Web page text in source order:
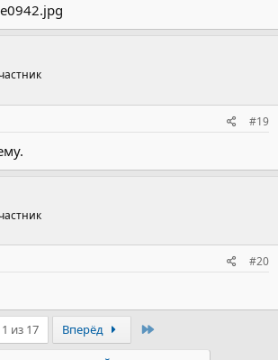
#19
#20
1 из 17 Вперёд